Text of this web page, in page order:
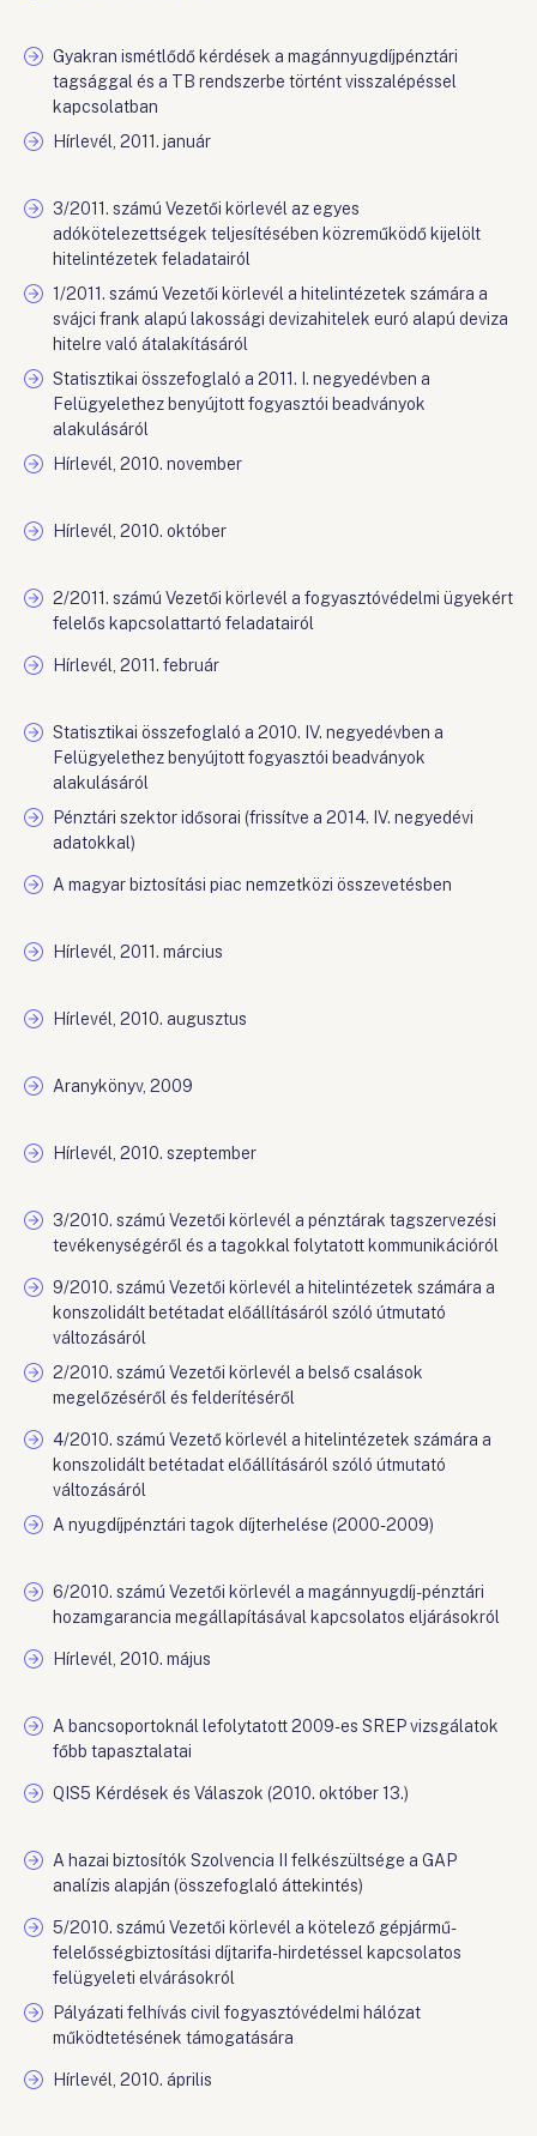
Gyakran ismétlődő kérdések a magánnyugdíjpénztári
tagsággal és a TB rendszerbe történt visszalépéssel
kapcsolatban
Hírlevél, 2011. január
3/2011. számú Vezetői körlevél az egyes
adókötelezettségek teljesítésében közreműködő kijelölt
hitelintézetek feladatairól
1/2011. számú Vezetői körlevél a hitelintézetek számára a
svájci frank alapú lakossági devizahitelek euró alapú deviza
hitelre való átalakításáról
Statisztikai összefoglaló a 2011. I. negyedévben a
Felügyelethez benyújtott fogyasztói beadványok
alakulásáról
Hírlevél, 2010. november
Hírlevél, 2010. október
2/2011. számú Vezetői körlevél a fogyasztóvédelmi ügyekért
felelős kapcsolattartó feladatairól
Hírlevél, 2011. február
Statisztikai összefoglaló a 2010. IV. negyedévben a
Felügyelethez benyújtott fogyasztói beadványok
alakulásáról
Pénztári szektor idősorai (frissítve a 2014. IV. negyedévi
adatokkal)
A magyar biztosítási piac nemzetközi összevetésben
Hírlevél, 2011. március
Hírlevél, 2010. augusztus
Aranykönyv, 2009
Hírlevél, 2010. szeptember
3/2010. számú Vezetői körlevél a pénztárak tagszervezési
tevékenységéről és a tagokkal folytatott kommunikációról
9/2010. számú Vezetői körlevél a hitelintézetek számára a
konszolidált betétadat előállításáról szóló útmutató
változásáról
2/2010. számú Vezetői körlevél a belső csalások
megelőzéséről és felderítéséről
4/2010. számú Vezető körlevél a hitelintézetek számára a
konszolidált betétadat előállításáról szóló útmutató
változásáról
A nyugdíjpénztári tagok díjterhelése (2000-2009)
6/2010. számú Vezetői körlevél a magánnyugdíj-pénztári
hozamgarancia megállapításával kapcsolatos eljárásokról
Hírlevél, 2010. május
A bancsoportoknál lefolytatott 2009-es SREP vizsgálatok
főbb tapasztalatai
QIS5 Kérdések és Válaszok (2010. október 13.)
A hazai biztosítók Szolvencia II felkészültsége a GAP
analízis alapján (összefoglaló áttekintés)
5/2010. számú Vezetői körlevél a kötelező gépjármű-
felelősségbiztosítási díjtarifa-hirdetéssel kapcsolatos
felügyeleti elvárásokról
Pályázati felhívás civil fogyasztóvédelmi hálózat
működtetésének támogatására
Hírlevél, 2010. április